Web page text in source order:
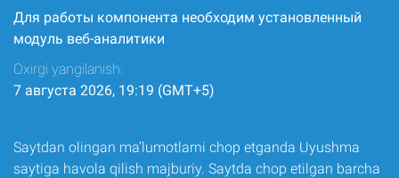
Для работы компонента необходим установленный
модуль веб-аналитики
Oxirgi yangilanish:
7 августа 2026, 19:19 (GMT+5)
Saytdan olingan ma’lumotlarni chop etganda Uyushma
saytiga havola qilish majburiy. Saytda chop etilgan barcha